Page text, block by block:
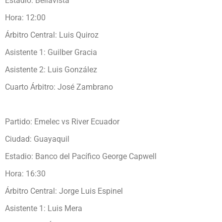
Hora: 12:00
Árbitro Central: Luis Quiroz
Asistente 1: Guilber Gracia
Asistente 2: Luis González
Cuarto Árbitro: José Zambrano
Partido: Emelec vs River Ecuador
Ciudad: Guayaquil
Estadio: Banco del Pacífico George Capwell
Hora: 16:30
Árbitro Central: Jorge Luis Espinel
Asistente 1: Luis Mera